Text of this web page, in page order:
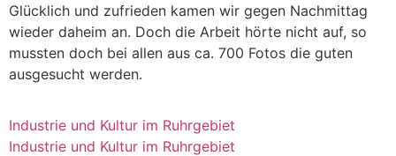
Glücklich und zufrieden kamen wir gegen Nachmittag
wieder daheim an. Doch die Arbeit hörte nicht auf, so
mussten doch bei allen aus ca. 700 Fotos die guten
ausgesucht werden.
Industrie und Kultur im Ruhrgebiet
Industrie und Kultur im Ruhrgebiet